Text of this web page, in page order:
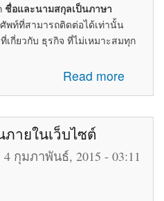
ชื่อและนามสกุลเป็นภาษา
พท์ที่สามารถติดต่อได้เท่านั้น
กี่ยวกับ ธุรกิจ ที่ไม่เหมาะสมทุก
Read more
ใช้ห้อง Marketplace
ายในเว็บไซต์
4 กุมภาพันธ์, 2015 - 03:11